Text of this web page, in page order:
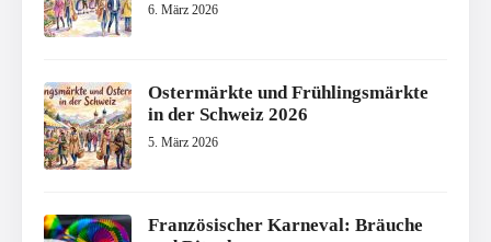
6. März 2026
Ostermärkte und Frühlingsmärkte
in der Schweiz 2026
5. März 2026
Französischer Karneval: Bräuche